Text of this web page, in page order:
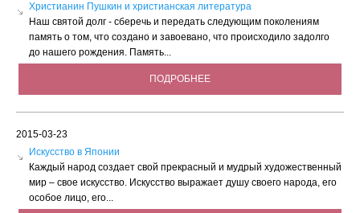
Христианин Пушкин и христианская литература
Наш святой долг - сберечь и передать следующим поколениям
память о том, что создано и завоевано, что происходило задолго
до нашего рождения. Память...
ПОДРОБНЕЕ
2015-03-23
Искусство в Японии
Каждый народ создает свой прекрасный и мудрый художественный
мир – свое искусство. Искусство выражает душу своего народа, его
особое лицо, его...